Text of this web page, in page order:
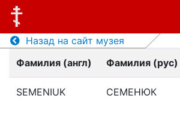
Назад на сайт музея
Фамилия (англ)
Фамилия (рус)
SEMENIUK СЕМЕНЮК